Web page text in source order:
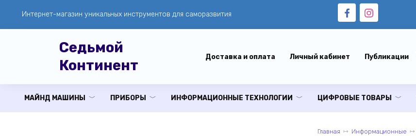
содержанию
Интернет-магазин уникальных инструментов для саморазвития
Седьмой
Континент
Доставка и оплата Личный кабинет Публикации
МАЙНД МАШИНЫ ПРИБОРЫ ИНФОРМАЦИОННЫЕ ТЕХНОЛОГИИ ЦИФРОВЫЕ ТОВАРЫ
Главная
Информационные